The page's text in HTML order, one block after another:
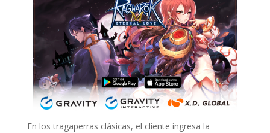
En los tragaperras clásicas, el cliente ingresa la